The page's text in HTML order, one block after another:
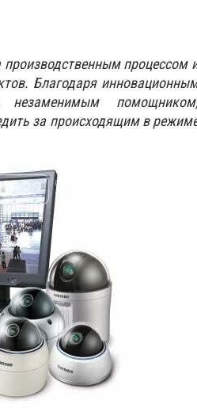
процессом
Благодаря
незаменимым помощником,
за происходящим в